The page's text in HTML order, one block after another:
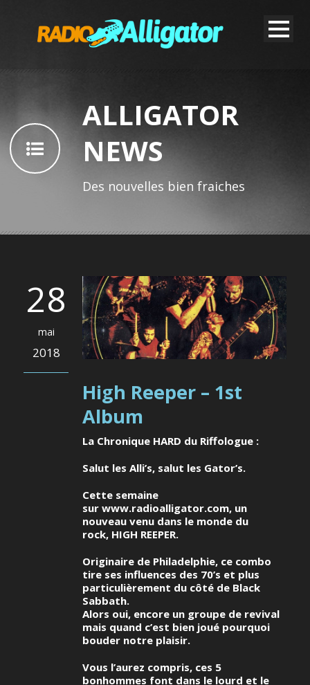
ALLIGATOR
NEWS
Des nouvelles bien fraiches
28
mai
2018
High Reeper – 1st
Album
La Chronique HARD du Riffologue :
Salut les Alli’s, salut les Gator’s.
Cette semaine
sur www.radioalligator.com, un
nouveau venu dans le monde du
rock, HIGH REEPER.
Originaire de Philadelphie, ce combo
tire ses influences des 70’s et plus
particulièrement du côté de Black
Sabbath.
Alors oui, encore un groupe de revival
mais quand c’est bien joué pourquoi
bouder notre plaisir.
Vous l’aurez compris, ces 5
bonhommes font dans le lourd et le